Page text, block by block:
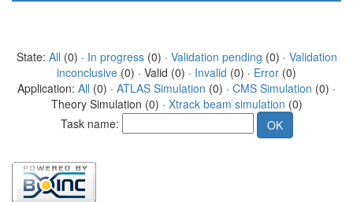
State: All (0) · In progress(0) · Validation pending (0) · Validation
inconclusive (0) · Valid (0) · Invalid (0) · Error (0)
Application: All (0) · ATLAS Simulation (0) · CMS Simulation (0) ·
Theory Simulation (0) · Xtrack beam simulation (0)
Task name: